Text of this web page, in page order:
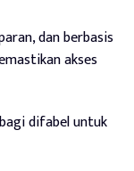
dan berbasis
akses
difabel untuk